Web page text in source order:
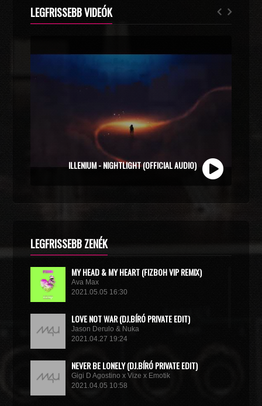
LEGFRISSEBB VIDEÓK
ILLENIUM - NIGHTLIGHT (OFFICIAL AUDIO)
ZOLI VEKONY X CALIDORA - MINDIG NYÁR (OFFICIAL
MUSIC VIDEO)
LEGFRISSEBB ZENÉK
MY HEAD & MY HEART (FIZBOH VIP REMIX)
Ava Max
2021.05.05 16:30
LOVE NOT WAR (DJ.BÍRÓ PRIVATE EDIT)
Jason Derulo & Nuka
2021.04.27 19:24
NEVER BE LONELY (DJ.BÍRÓ PRIVATE EDIT)
Gigi D Agostino x Vize x Emotik
2021.04.05 10:58